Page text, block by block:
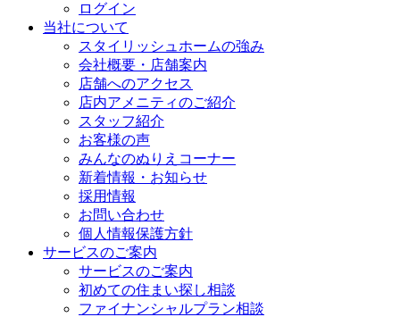
ログイン
当社について
スタイリッシュホームの強み
会社概要・店舗案内
店舗へのアクセス
店内アメニティのご紹介
スタッフ紹介
お客様の声
みんなのぬりえコーナー
新着情報・お知らせ
採用情報
お問い合わせ
個人情報保護方針
サービスのご案内
サービスのご案内
初めての住まい探し相談
ファイナンシャルプラン相談